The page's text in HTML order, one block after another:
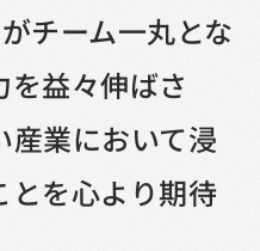
チーム一丸とな
を益々伸ばさ
産業において浸
とを心より期待